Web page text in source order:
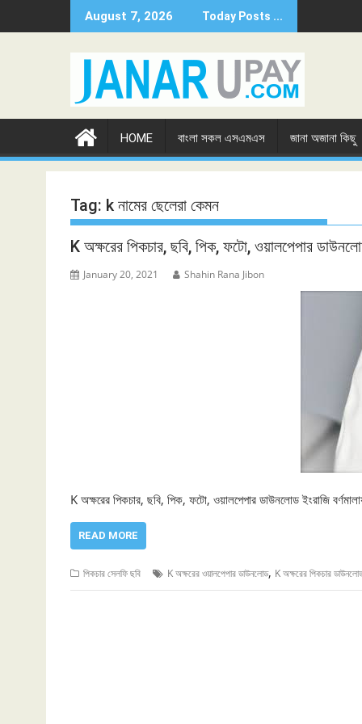
to
August 7, 2026 Today Posts ...
HOME বাংলা সকল এসএমএস জানা অজানা কিছু
Tag: k নামের ছেলেরা কেমন
K অক্ষরের পিকচার, ছবি, পিক, ফটো, ওয়ালপেপার
January 20, 2021 Shahin Rana Jibon
K অক্ষরের পিকচার, ছবি, পিক, ফটো, ওয়ালপেপার ডাউনলোড ইংরাজি
READ MORE
পিকচার সেলফি ছবি K অক্ষরের ওয়ালপেপার ডাউনলোড, K অক্ষরের পিকচার